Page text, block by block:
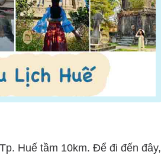
Huế tầm 10km. Để đi đến đây,